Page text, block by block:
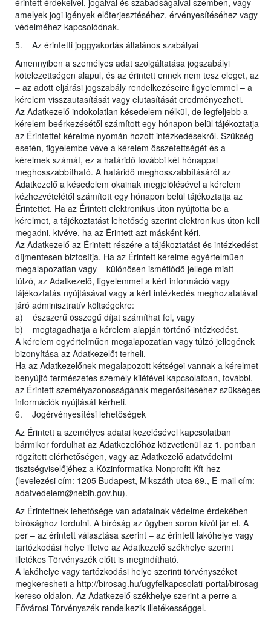
érintett érdekeivel, jogaival és szabadságaival szemben, vagy
amelyek jogi igények előterjesztéséhez, érvényesítéséhez vagy
védelméhez kapcsolódnak.
5. Az érintetti joggyakorlás általános szabályai
Amennyiben a személyes adat szolgáltatása jogszabályi
kötelezettségen alapul, és az érintett ennek nem tesz eleget, az
– az adott eljárási jogszabály rendelkezéseire figyelemmel – a
kérelem visszautasítását vagy elutasítását eredményezheti.
Az Adatkezelő indokolatlan késedelem nélkül, de legfeljebb a
kérelem beérkezésétől számított egy hónapon belül tájékoztatja
az Érintettet kérelme nyomán hozott intézkedésekről. Szükség
esetén, figyelembe véve a kérelem összetettségét és a
kérelmek számát, ez a határidő további két hónappal
meghosszabbítható. A határidő meghosszabbításáról az
Adatkezelő a késedelem okainak megjelölésével a kérelem
kézhezvételétől számított egy hónapon belül tájékoztatja az
Érintettet. Ha az Érintett elektronikus úton nyújtotta be a
kérelmet, a tájékoztatást lehetőség szerint elektronikus úton kell
megadni, kivéve, ha az Érintett azt másként kéri.
Az Adatkezelő az Érintett részére a tájékoztatást és intézkedést
díjmentesen biztosítja. Ha az Érintett kérelme egyértelműen
megalapozatlan vagy – különösen ismétlődő jellege miatt –
túlzó, az Adatkezelő, figyelemmel a kért információ vagy
tájékoztatás nyújtásával vagy a kért intézkedés meghozatalával
járó adminisztratív költségekre:
a) észszerű összegű díjat számíthat fel, vagy
b) megtagadhatja a kérelem alapján történő intézkedést.
A kérelem egyértelműen megalapozatlan vagy túlzó jellegének
bizonyítása az Adatkezelőt terheli.
Ha az Adatkezelőnek megalapozott kétségei vannak a kérelmet
benyújtó természetes személy kilétével kapcsolatban, további,
az Érintett személyazonosságának megerősítéséhez szükséges
információk nyújtását kérheti.
6. Jogérvényesítési lehetőségek
Az Érintett a személyes adatai kezelésével kapcsolatban
bármikor fordulhat az Adatkezelőhöz közvetlenül az 1. pontban
rögzített elérhetőségen, vagy az Adatkezelő adatvédelmi
tisztségviselőjéhez a Közinformatika Nonprofit Kft-hez
(levelezési cím: 1205 Budapest, Mikszáth utca 69., E-mail cím:
adatvedelem@nebih.gov.hu).
Az Érintettnek lehetősége van adatainak védelme érdekében
bírósághoz fordulni. A bíróság az ügyben soron kívül jár el. A
per – az érintett választása szerint – az érintett lakóhelye vagy
tartózkodási helye illetve az Adatkezelő székhelye szerint
illetékes Törvényszék előtt is megindítható.
A lakóhelye vagy tartózkodási helye szerinti törvényszéket
megkeresheti a http://birosag.hu/ugyfelkapcsolati-portal/birosag-
kereso oldalon. Az Adatkezelő székhelye szerint a perre a
Fővárosi Törvényszék rendelkezik illetékességgel.